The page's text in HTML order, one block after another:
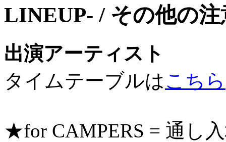
出演アーティスト
タイムテーブルはこちら
★for CAMPERS = 通し